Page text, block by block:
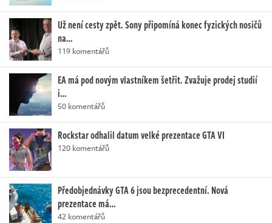
Už není cesty zpět. Sony připomíná konec fyzických nosičů
na…
119 komentářů
EA má pod novým vlastníkem šetřit. Zvažuje prodej studií
i…
50 komentářů
Rockstar odhalil datum velké prezentace GTA VI
120 komentářů
Předobjednávky GTA 6 jsou bezprecedentní. Nová
prezentace má…
42 komentářů